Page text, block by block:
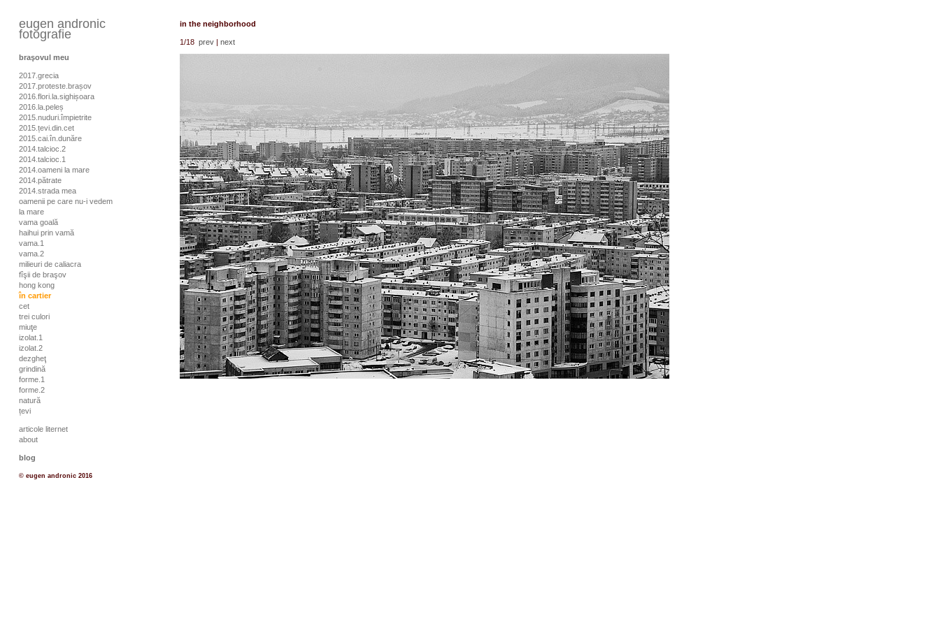
eugen andronic
fotografie
braşovul meu
2017.grecia
2017.proteste.brașov
2016.flori.la.sighișoara
2016.la.peleș
2015.nuduri.împietrite
2015.țevi.din.cet
2015.cai.în.dunăre
2014.talcioc.2
2014.talcioc.1
2014.oameni la mare
2014.pătrate
2014.strada mea
oamenii pe care nu-i vedem
la mare
vama goală
haihui prin vamă
vama.1
vama.2
milieuri de caliacra
fîşii de braşov
hong kong
în cartier
cet
trei culori
miuţe
izolat.1
izolat.2
dezgheţ
grindină
forme.1
forme.2
natură
țevi
articole liternet
about
blog
© eugen andronic 2016
in the neighborhood
1/18 prev | next